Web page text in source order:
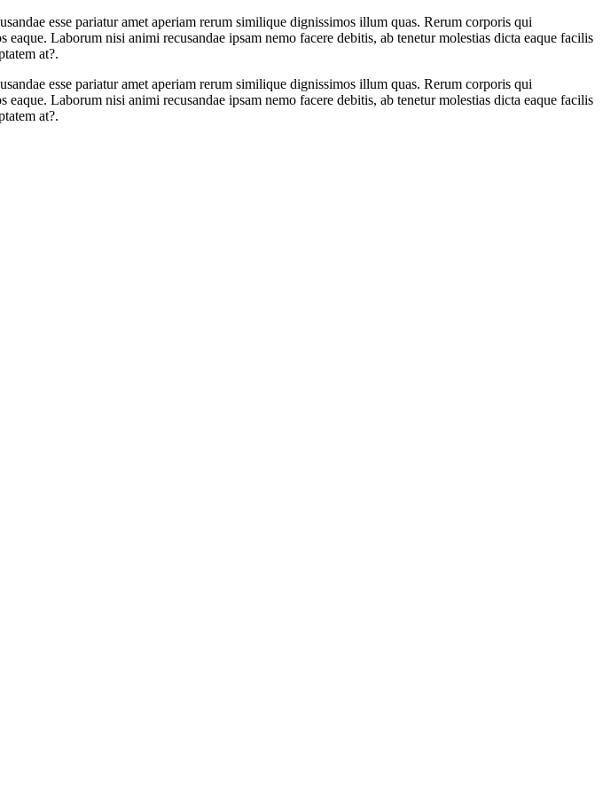
esse pariatur amet aperiam rerum similique dignissimos illum quas. Rerum corporis qui
Laborum nisi animi recusandae ipsam nemo facere debitis, ab tenetur molestias dicta eaque facilis
at?.
esse pariatur amet aperiam rerum similique dignissimos illum quas. Rerum corporis qui
Laborum nisi animi recusandae ipsam nemo facere debitis, ab tenetur molestias dicta eaque facilis
at?.